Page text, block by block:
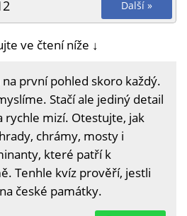
Další »
ve čtení níže ↓
první pohled skoro každý.
Stačí ale jediný detail
rychle mizí. Otestujte, jak
chrámy, mosty i
které patří k
Tenhle kvíz prověří, jestli
české památky.